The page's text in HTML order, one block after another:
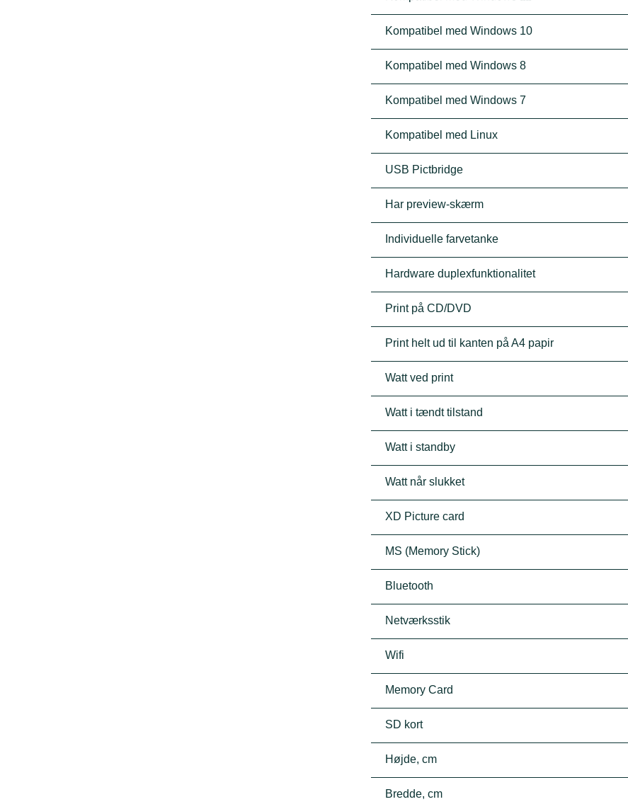
Kompatibel med Windows 10
Kompatibel med Windows 8
Kompatibel med Windows 7
Kompatibel med Linux
USB Pictbridge
Har preview-skærm
Individuelle farvetanke
Hardware duplexfunktionalitet
Print på CD/DVD
Print helt ud til kanten på A4 papir
Watt ved print
Watt i tændt tilstand
Watt i standby
Watt når slukket
XD Picture card
MS (Memory Stick)
Bluetooth
Netværksstik
Wifi
Memory Card
SD kort
Højde, cm
Bredde, cm